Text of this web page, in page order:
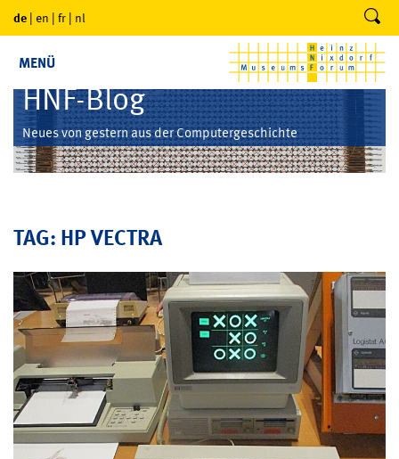
de | en | fr | nl
MENÜ
HNF-Blog
Neues von gestern aus der Computergeschichte
TAG: HP VECTRA